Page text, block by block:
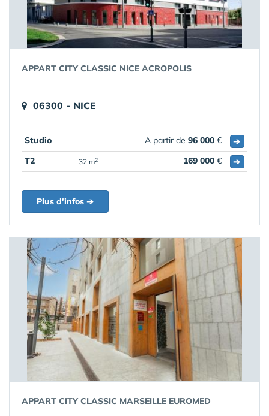
APPART CITY CLASSIC NICE ACROPOLIS
06300 - NICE
Studio A partir de 96 000 €
➔
T2
32 m2 169 000 € ➔
Plus d'infos ➔
APPART CITY CLASSIC MARSEILLE EUROMED